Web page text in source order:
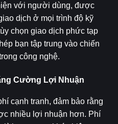
với người dùng, được
dịch ở mọi trình độ kỹ
chọn giao dịch phức tạp
bạn tập trung vào chiến
công nghệ.
Cường Lợi Nhuận
cạnh tranh, đảm bảo rằng
nhiều lợi nhuận hơn. Phí